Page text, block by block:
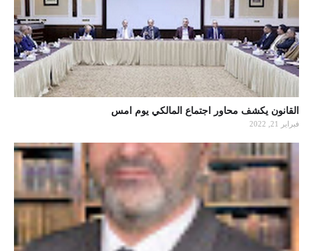
القانون يكشف محاور اجتماع المالكي يوم امس
فبراير 21, 2022